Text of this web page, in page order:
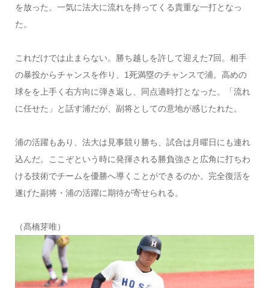
を放った。一気に法大に流れを持ってくる貴重な一打となっ
た。
これだけでは止まらない。勝ち越しを許して迎えた7回。相手
の暴投からチャンスを作り、1死満塁のチャンスで浦。高めの
球をを上手く右方向に弾き返し、同点適時打となった。「流れ
に任せた」と話す浦だが、副将としての意地が感じたれた。
浦の活躍もあり、法大は見事競り勝ち、試合は月曜日にも連れ
込んだ。ここぞという時に発揮される勝負強さと広角に打ちわ
ける技術でチームを優勝へ導くことができるのか。完全復活を
遂げた副将・浦の活躍に期待が寄せられる。
（髙橋芽唯）